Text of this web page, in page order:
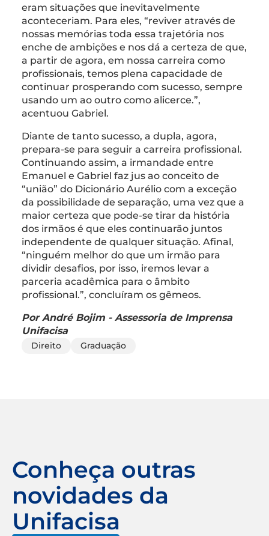
eram situações que inevitavelmente
aconteceriam. Para eles, “reviver através de
nossas memórias toda essa trajetória nos
enche de ambições e nos dá a certeza de que,
a partir de agora, em nossa carreira como
profissionais, temos plena capacidade de
continuar prosperando com sucesso, sempre
usando um ao outro como alicerce.”,
acentuou Gabriel.
Diante de tanto sucesso, a dupla, agora,
prepara-se para seguir a carreira profissional.
Continuando assim, a irmandade entre
Emanuel e Gabriel faz jus ao conceito de
“união” do Dicionário Aurélio com a exceção
da possibilidade de separação, uma vez que a
maior certeza que pode-se tirar da história
dos irmãos é que eles continuarão juntos
independente de qualquer situação. Afinal,
“ninguém melhor do que um irmão para
dividir desafios, por isso, iremos levar a
parceria acadêmica para o âmbito
profissional.”, concluíram os gêmeos.
Por André Bojim - Assessoria de Imprensa
Unifacisa
Direito Graduação
Conheça outras
novidades da
Unifacisa